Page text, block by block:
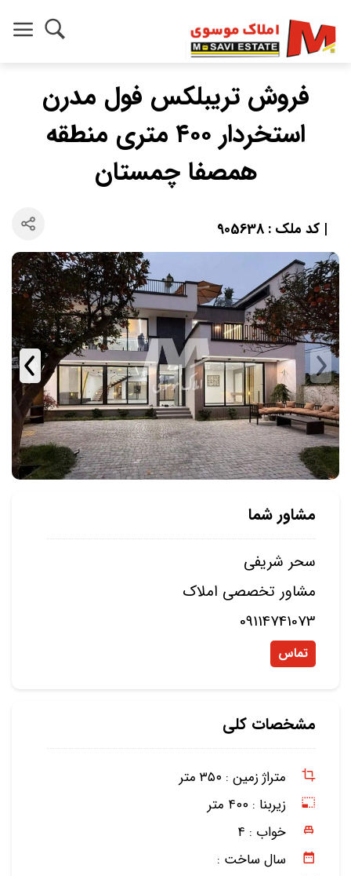
فروش تریبلکس فول مدرن
استخردار ۴۰۰ متری منطقه
همصفا چمستان
| کد ملک : 905638
مشاور شما
سحر شریفی
مشاور تخصصی املاک
09114741073
تماس
مشخصات کلی
متراژ زمین : ۳۵۰ متر
زیربنا : ۴۰۰ متر
خواب : ۴
سال ساخت :